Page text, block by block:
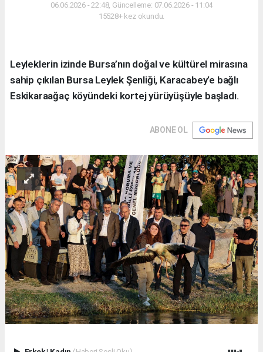
06.06.2026 - 22:48, Güncelleme: 07.06.2026 - 11:04
15528+ kez okundu.
Leyleklerin izinde Bursa’nın doğal ve kültürel mirasına
sahip çıkılan Bursa Leylek Şenliği, Karacabey’e bağlı
Eskikaraağaç köyündeki kortej yürüyüşüyle başladı.
ABONE OL